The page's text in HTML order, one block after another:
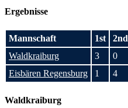
Ergebnisse
Mannschaft 1st 2nd
Waldkraiburg
3 0
Eisbären Regensburg
1 4
Waldkraiburg